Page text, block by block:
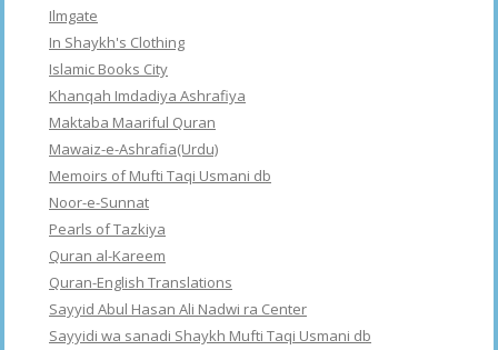
Ilmgate
In Shaykh's Clothing
Islamic Books City
Khanqah Imdadiya Ashrafiya
Maktaba Maariful Quran
Mawaiz-e-Ashrafia(Urdu)
Memoirs of Mufti Taqi Usmani db
Noor-e-Sunnat
Pearls of Tazkiya
Quran al-Kareem
Quran-English Translations
Sayyid Abul Hasan Ali Nadwi ra Center
Sayyidi wa sanadi Shaykh Mufti Taqi Usmani db